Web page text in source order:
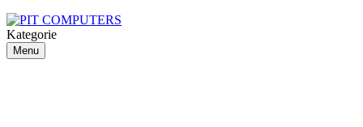
Kategorie
Menu